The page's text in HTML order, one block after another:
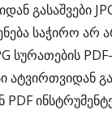
გასაშვები
საჭირო არ
სურათების
ატვირთვიდან